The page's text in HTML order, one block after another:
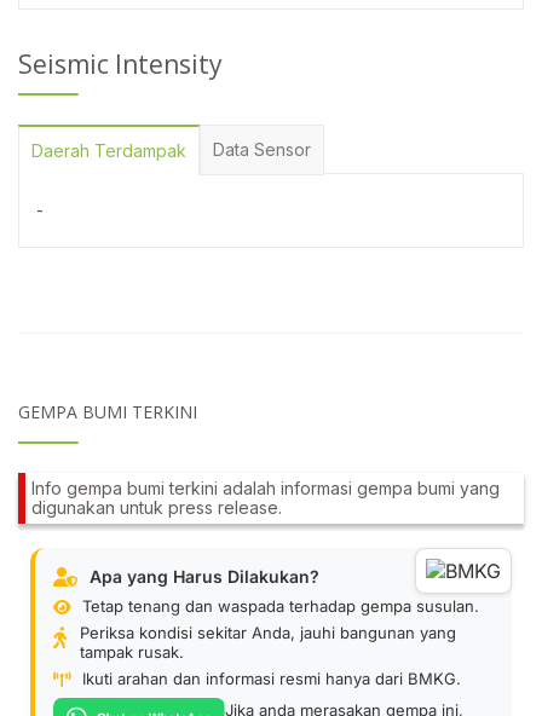
Seismic Intensity
Daerah Terdampak Data Sensor
-
GEMPA BUMI TERKINI
Info gempa bumi terkini adalah informasi gempa bumi yang
digunakan untuk press release.